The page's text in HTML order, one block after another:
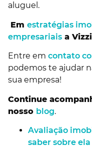
aluguel.
Em estratégias
empresariais a
Entre em contato
podemos te ajudar
sua empresa!
Continue
nosso blog.
Avaliação
saber sobre ela